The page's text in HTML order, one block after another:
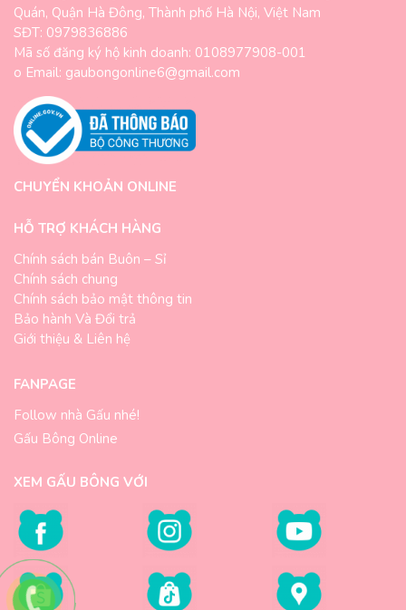
Quán, Quận Hà Đông, Thành phố Hà Nội, Việt Nam
SĐT: 0979836886
Mã số đăng ký hộ kinh doanh: 0108977908-001
o Email: gaubongonline6@gmail.com
CHUYỂN KHOẢN ONLINE
HỖ TRỢ KHÁCH HÀNG
Chính sách bán Buôn – Sỉ
Chính sách chung
Chính sách bảo mật thông tin
Bảo hành Và Đổi trả
Giới thiệu & Liên hệ
FANPAGE
Follow nhà Gấu nhé!
Gấu Bông Online
XEM GẤU BÔNG VỚI